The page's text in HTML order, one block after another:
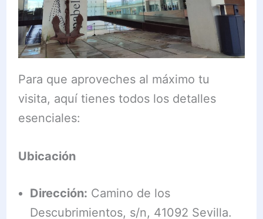
Para que aproveches al máximo tu
visita, aquí tienes todos los detalles
esenciales:
Ubicación
Dirección: Camino de los
Descubrimientos, s/n, 41092 Sevilla.